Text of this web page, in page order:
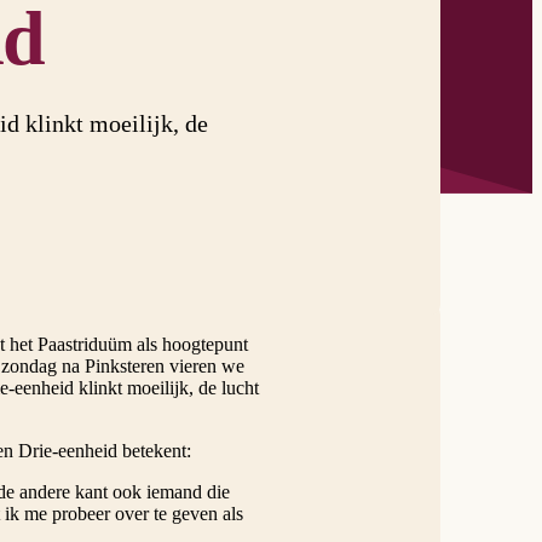
klinkt moeilijk, de
Paastriduüm als hoogtepunt
na Pinksteren vieren we
eenheid klinkt moeilijk, de lucht
Drie-eenheid betekent:
andere kant ook iemand die
me probeer over te geven als